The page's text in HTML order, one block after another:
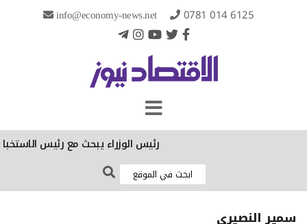
info@economy-news.net 0781 014 6125
رئيس الوزراء يبحث مع رئيس الاستخبارات
سمير النصيري